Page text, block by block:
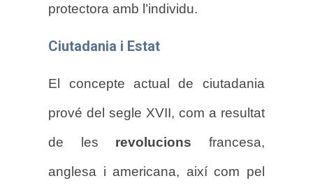
protectora amb l’individu.
Ciutadania i Estat
El concepte actual de ciutadania
prové del segle XVII, com a resultat
de les revolucions francesa,
anglesa i americana, així com pel